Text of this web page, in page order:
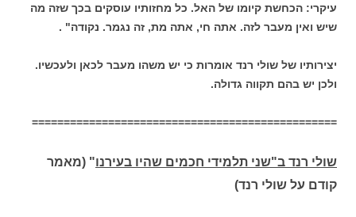
עיקרי: הכחשת קיומו של האל. כל מחזותיו עוסקים בכך שזה מה
שיש ואין מעבר לזה. אתה חי, אתה מת, זה נגמר. נקודה" .
יצירותיו של שולי רנד אומרות כי יש משהו מעבר לכאן ולעכשיו.
ולכן יש בהם תקווה גדולה.
================================================
שולי רנד ב"שני תלמידי חכמים שהיו בעירנו" (מאמר
קודם על שולי רנד)